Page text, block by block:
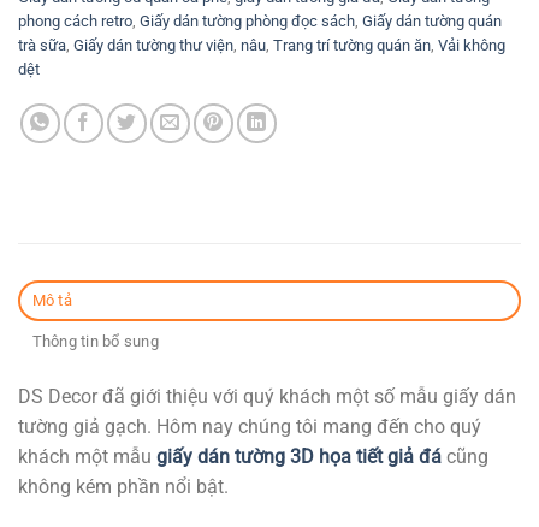
phong cách retro, Giấy dán tường phòng đọc sách, Giấy dán tường quán
trà sữa, Giấy dán tường thư viện, nâu, Trang trí tường quán ăn, Vải không
dệt
Mô tả
Thông tin bổ sung
DS Decor đã giới thiệu với quý khách một số mẫu giấy dán
tường giả gạch. Hôm nay chúng tôi mang đến cho quý
khách một mẫu giấy dán tường 3D họa tiết giả đá cũng
không kém phần nổi bật.